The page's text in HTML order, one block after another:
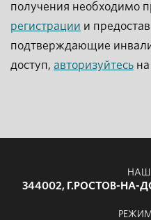
получения необходимо
регистрации и
подтверждающие
доступ, авторизуйтесь
НАШ
344002, Г.РОСТОВ-НА-